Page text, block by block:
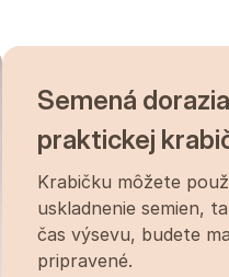
Semená
praktickej
Krabičku môžete
uskladnenie semien,
čas výsevu, budete
pripravené.